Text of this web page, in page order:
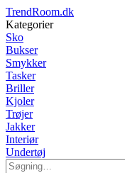
TrendRoom.dk
Kategorier
Sko
Bukser
Smykker
Tasker
Briller
Kjoler
Trøjer
Jakker
Interiør
Undertøj